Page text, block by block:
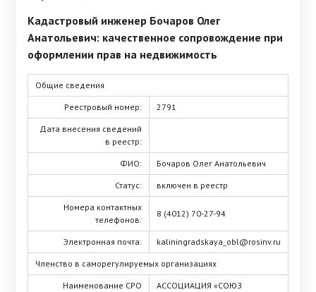
Кадастровый инженер Бочаров Олег
Анатольевич: качественное сопровождение при
оформлении прав на недвижимость
Общие сведения
Реестровый номер: 2791
Дата внесения сведений
в реестр:
ФИО: Бочаров Олег Анатольевич
Статус: включен в реестр
Номера контактных
телефонов:
8 (4012) 70-27-94
Электронная почта: kaliningradskaya_obl@rosinv.ru
Членство в саморегулируемых организациях
Наименование СРО
АССОЦИАЦИЯ «СОЮЗ